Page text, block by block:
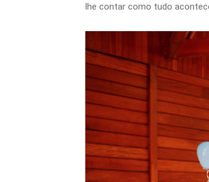
lhe contar como tudo